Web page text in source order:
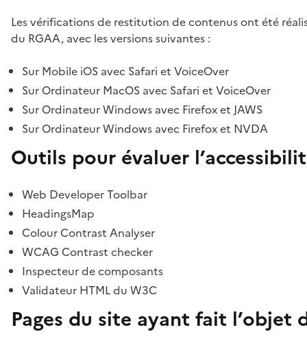
Les vérifications de restitution de contenus ont été
du RGAA, avec les versions suivantes :
Sur Mobile iOS avec Safari et VoiceOver
Sur Ordinateur MacOS avec Safari et VoiceOver
Sur Ordinateur Windows avec Firefox et JAWS
Sur Ordinateur Windows avec Firefox et NVDA
Outils pour évaluer
Web Developer Toolbar
HeadingsMap
Colour Contrast Analyser
WCAG Contrast checker
Inspecteur de composants
Validateur HTML du W3C
Pages du site ayant fait